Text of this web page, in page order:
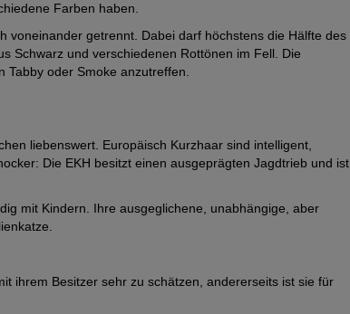
Farben haben.
voneinander getrennt. Dabei darf höchstens die Hälfte des
Schwarz und verschiedenen Rottönen im Fell. Die
Tabby oder Smoke anzutreffen.
liebenswert. Europäisch Kurzhaar sind intelligent,
Die EKH besitzt einen ausgeprägten Jagdtrieb und ist
mit Kindern. Ihre ausgeglichene, unabhängige, aber
ihrem Besitzer sehr zu schätzen, andererseits ist sie für